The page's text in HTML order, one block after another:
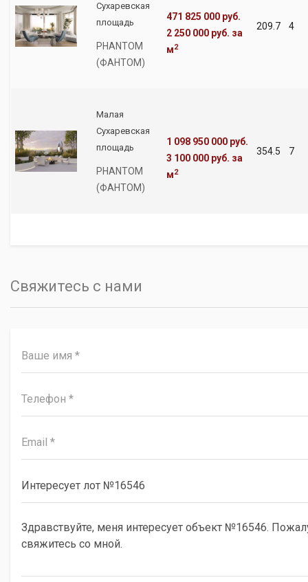
Сухаревская
площадь
PHANTOM
(ФАНТОМ)
471 825 000 руб.
2 250 000 руб. за
м2
209.7 4
Малая
Сухаревская
площадь
PHANTOM
(ФАНТОМ)
1 098 950 000 руб.
3 100 000 руб. за
м2
354.5 7
Свяжитесь с нами